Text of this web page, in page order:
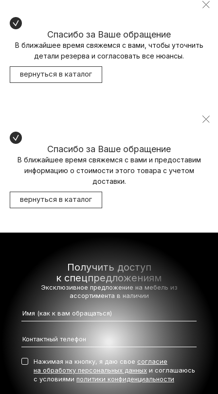
Спасибо за Ваше обращение
В ближайшее время свяжемся с вами, чтобы уточнить
детали резерва и согласовать все нюансы.
вернуться в каталог
Спасибо за Ваше обращение
В ближайшее время свяжемся с вами и предоставим
информацию о стоимости этого товара с учетом
доставки.
вернуться в каталог
Получить доступ
к спецпредложениям
Эксклюзивное предложение на мебель из
ассортимента в наличии
Нажимая на кнопку, я даю свое согласие
на обработку персональных данных и соглашаюсь
с условиями политики конфиденциальности